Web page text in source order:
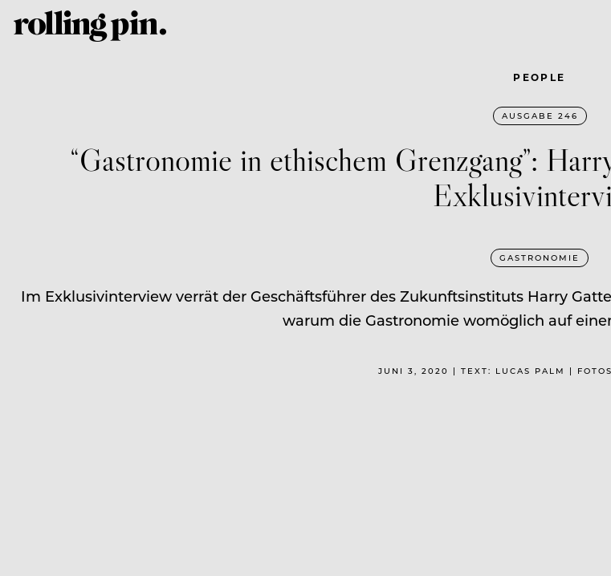
PEOPLE
AUSGABE 246
“Gastronomie in ethischem Grenzgang”:
GASTRONOMIE
Im Exklusivinterview verrät der Geschäftsführer des Zukunftsinstituts Harry
warum die Gastronomie womöglich auf
JUNI 3, 2020 | TEXT: LUCAS PALM |